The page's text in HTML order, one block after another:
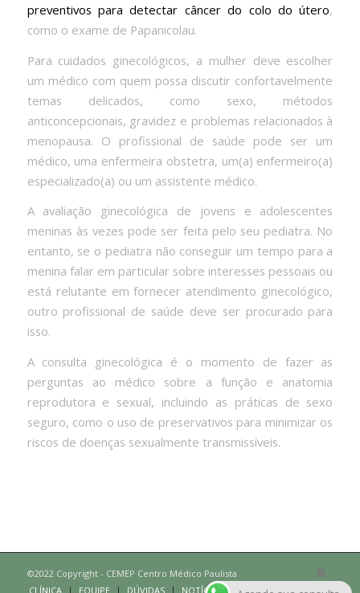
preventivos para detectar câncer do colo do útero,
como o exame de Papanicolau.
Para cuidados ginecológicos, a mulher deve escolher
um médico com quem possa discutir confortavelmente
temas delicados, como sexo, métodos
anticoncepcionais, gravidez e problemas relacionados à
menopausa. O profissional de saúde pode ser um
médico, uma enfermeira obstetra, um(a) enfermeiro(a)
especializado(a) ou um assistente médico.
A avaliação ginecológica de jovens e adolescentes
meninas às vezes pode ser feita pelo seu pediatra. No
entanto, se o pediatra não conseguir um tempo para a
menina falar em particular sobre interesses pessoais ou
está relutante em fornecer atendimento ginecológico,
outro profissional de saúde deve ser procurado para
isso.
A consulta ginecológica é o momento de fazer as
perguntas ao médico sobre a função e anatomia
reprodutora e sexual, incluindo as práticas de sexo
seguro, como o uso de preservativos para minimizar os
riscos de doenças sexualmente transmissíveis.
©2022 Copyright - CEMEP Centro Médico Paulista
CLÍNICA
EQUIPE DÚVIDAS NOTÍCIAS MÍDIA